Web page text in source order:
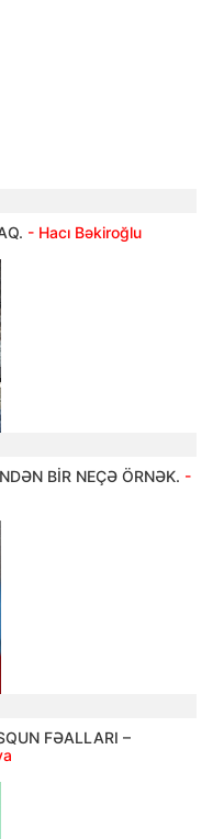
- Hacı Bəkiroğlu
BİR NEÇƏ ÖRNƏK. -
FƏALLARI –